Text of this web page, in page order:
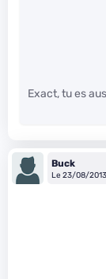
Exact, tu es
Buck
Le 23/08/